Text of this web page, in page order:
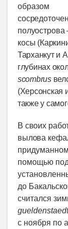
образом
полуострова
косы
Тарханкут и
глубинах
scombrus
(Херсонская
также у
В своих
вылова
помощью
до
считался
с ноября по